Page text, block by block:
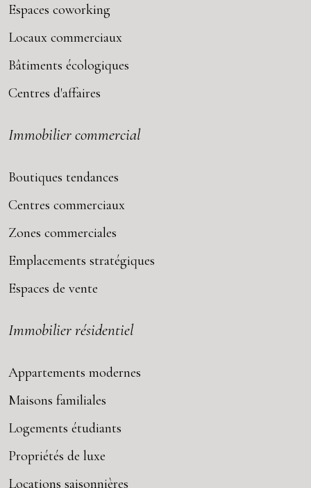
Espaces coworking
Locaux commerciaux
Bâtiments écologiques
Centres d'affaires
Immobilier commercial
Boutiques tendances
Centres commerciaux
Zones commerciales
Emplacements stratégiques
Espaces de vente
Immobilier résidentiel
Appartements modernes
Maisons familiales
Logements étudiants
Propriétés de luxe
Locations saisonnières